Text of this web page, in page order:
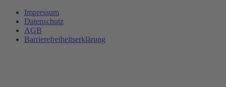
Impressum
Datenschutz
AGB
Barrierefreiheitserklärung